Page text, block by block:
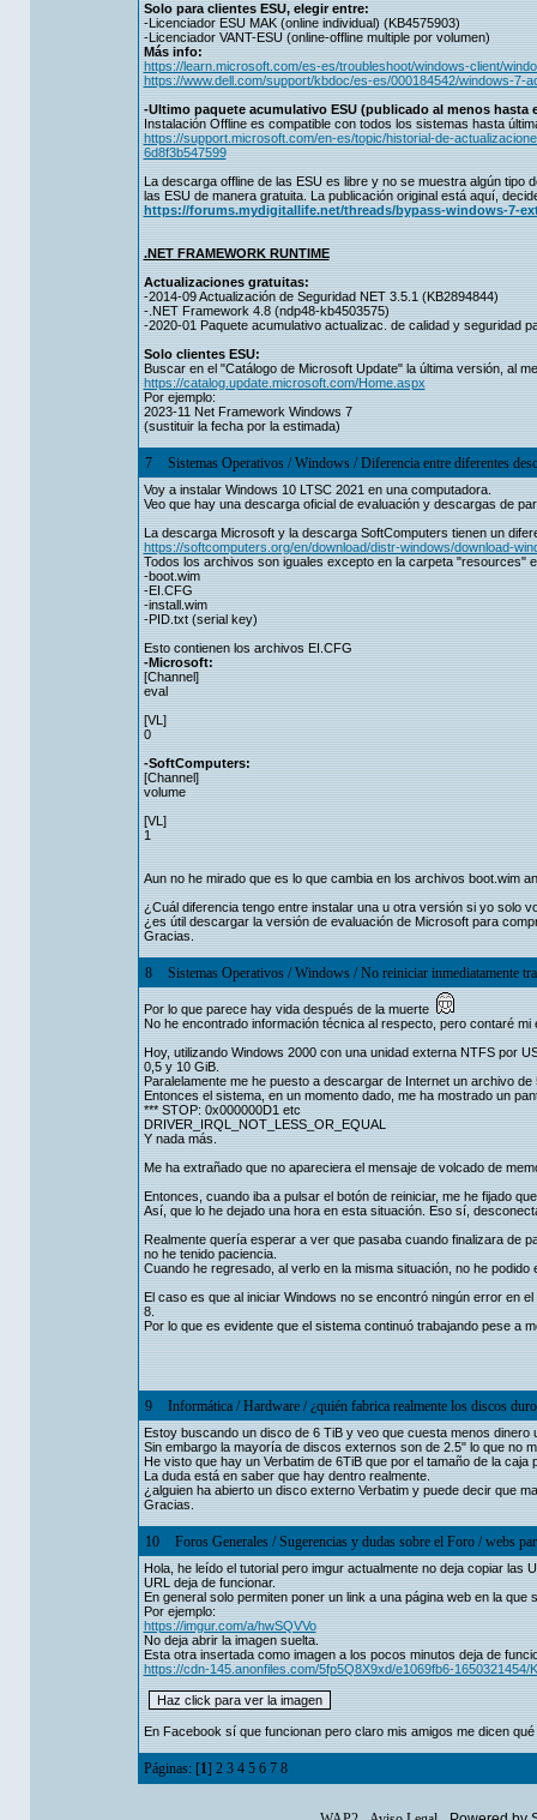
Solo para clientes ESU, elegir entre:
-Licenciador ESU MAK (online individual) (KB4575903)
-Licenciador VANT-ESU (online-offline multiple por volumen)
Más info:
https://learn.microsoft.com/es-es/troubleshoot/windows-client/
https://www.dell.com/support/kbdoc/es-es/000184542/windows-7-
-Ultimo paquete acumulativo ESU (publicado al menos hasta
Instalación Offline es compatible con todos los sistemas hasta
https://support.microsoft.com/en-es/topic/historial-de-
6d8f3b547599
La descarga offline de las ESU es libre y no se muestra algún tipo
las ESU de manera gratuita. La publicación original está aquí,
https://forums.mydigitallife.net/threads/bypass-windows-7-
.NET FRAMEWORK RUNTIME
Actualizaciones gratuitas:
-2014-09 Actualización de Seguridad NET 3.5.1 (KB2894844)
-.NET Framework 4.8 (ndp48-kb4503575)
-2020-01 Paquete acumulativo actualizac. de calidad y seguridad
Solo clientes ESU:
Buscar en el "Catálogo de Microsoft Update" la última versión, al
https://catalog.update.microsoft.com/Home.aspx
Por ejemplo:
2023-11 Net Framework Windows 7
(sustituir la fecha por la estimada)
7 Sistemas Operativos/Windows/Diferencia entre diferentes
Voy a instalar Windows 10 LTSC 2021 en una computadora.
Veo que hay una descarga oficial de evaluación y descargas de
La descarga Microsoft y la descarga SoftComputers tienen un
https://softcomputers.org/en/download/distr-windows/download-
Todos los archivos son iguales excepto en la carpeta "resources"
-boot.wim
-EI.CFG
-install.wim
-PID.txt (serial key)
Esto contienen los archivos EI.CFG
-Microsoft:
[Channel]
eval
[VL]
0
-SoftComputers:
[Channel]
volume
[VL]
1
Aun no he mirado que es lo que cambia en los archivos boot.wim
¿Cuál diferencia tengo entre instalar una u otra versión si yo solo
¿es útil descargar la versión de evaluación de Microsoft para
Gracias.
8 Sistemas Operativos/Windows/No reiniciar inmediatamente
Por lo que parece hay vida después de la muerte
No he encontrado información técnica al respecto, pero contaré mi
Hoy, utilizando Windows 2000 con una unidad externa NTFS por
0,5 y 10 GiB.
Paralelamente me he puesto a descargar de Internet un archivo de
Entonces el sistema, en un momento dado, me ha mostrado un
*** STOP: 0x000000D1 etc
DRIVER_IRQL_NOT_LESS_OR_EQUAL
Y nada más.
Me ha extrañado que no apareciera el mensaje de volcado de
Entonces, cuando iba a pulsar el botón de reiniciar, me he fijado
Así, que lo he dejado una hora en esta situación. Eso sí,
Realmente quería esperar a ver que pasaba cuando finalizara de
no he tenido paciencia.
Cuando he regresado, al verlo en la misma situación, no he
El caso es que al iniciar Windows no se encontró ningún error en
8.
Por lo que es evidente que el sistema continuó trabajando pese a
9 Informática/Hardware/¿quién fabrica realmente los discos
Estoy buscando un disco de 6 TiB y veo que cuesta menos dinero
Sin embargo la mayoría de discos externos son de 2.5" lo que no
He visto que hay un Verbatim de 6TiB que por el tamaño de la caja
La duda está en saber que hay dentro realmente.
¿alguien ha abierto un disco externo Verbatim y puede decir que
Gracias.
10 Foros Generales/Sugerencias y dudas sobre el Foro/webs
Hola, he leído el tutorial pero imgur actualmente no deja copiar las
URL deja de funcionar.
En general solo permiten poner un link a una página web en la
Por ejemplo:
https://imgur.com/a/hwSQVVo
No deja abrir la imagen suelta.
Esta otra insertada como imagen a los pocos minutos deja de
https://cdn-145.anonfiles.com/5fp5Q8X9xd/e1069fb6-
En Facebook sí que funcionan pero claro mis amigos me dicen
Páginas: [1] 2 3 4 5 6 7 8